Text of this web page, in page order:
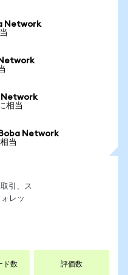
Network
Network
相当
Network
当
引、ス
レッ
ド数 評価数